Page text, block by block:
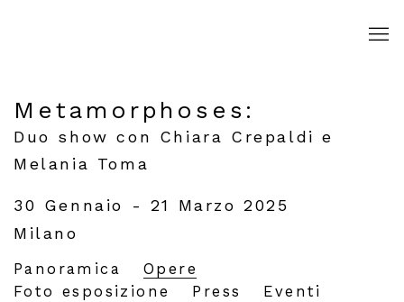
Metamorphoses :
Duo show con Chiara Crepaldi e
Melania Toma
30 Gennaio - 21 Marzo 2025
Milano
Panoramica
Opere
Foto esposizione
Press Eventi